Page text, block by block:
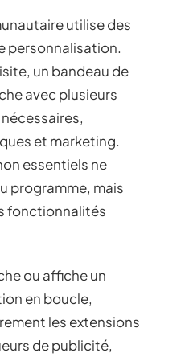
utilise des
personnalisation.
un bandeau de
avec plusieurs
et marketing.
essentiels ne
programme, mais
fonctionnalités
ou affiche un
en boucle,
les extensions
de publicité,